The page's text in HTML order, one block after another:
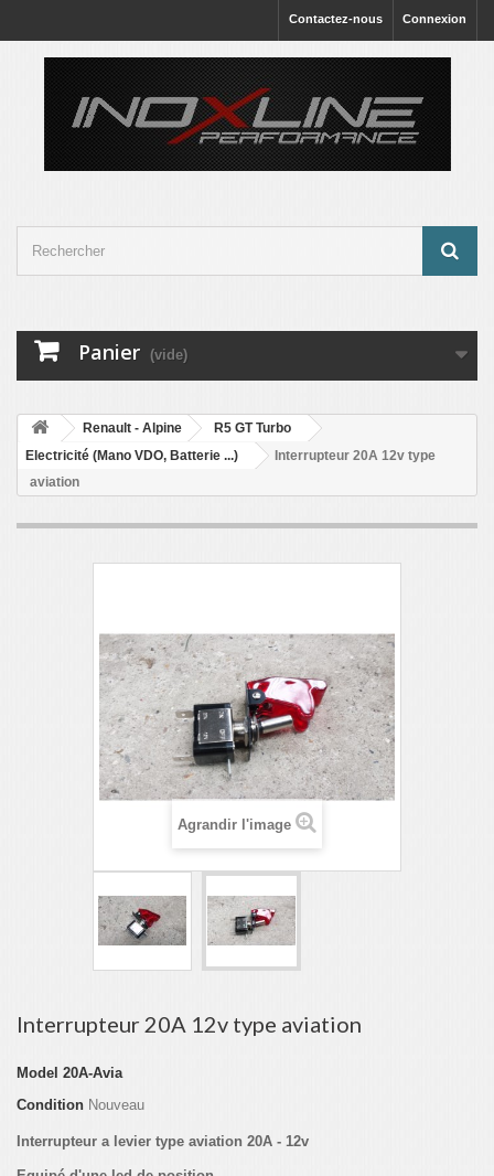
Connexion
Contactez-nous
Panier (vide)
Renault - Alpine
R5 GT Turbo
Electricité (Mano VDO, Batterie ...)
Interrupteur 20A 12v type
aviation
Agrandir l'image
Interrupteur 20A 12v type aviation
Model 20A-Avia
Condition Nouveau
Interrupteur a levier type aviation 20A - 12v